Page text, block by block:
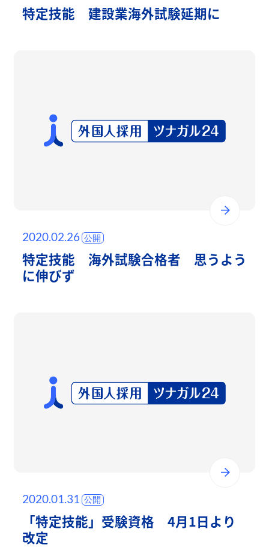
特定技能 建設業海外試験延期に
2020.02.26
特定技能 海外試験合格者 思うよう
に伸びず
2020.01.31
「特定技能」受験資格 4月1日より
改定